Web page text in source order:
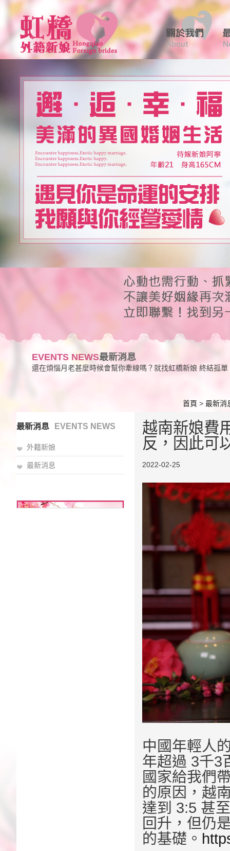
EVENTS NEWS最新消息
還在煩惱月老甚麼時候會幫你牽線嗎？就找虹橋新娘 終結孤
首頁 > 最新消
最新消息 EVENTS NEWS
外籍新娘
最新消息
越南新娘費
反，因此可
2022-02-25
中國年輕人
年超過 3千3
國家給我們
的原因，越
達到 3:5 甚
回升，但仍
的基礎。